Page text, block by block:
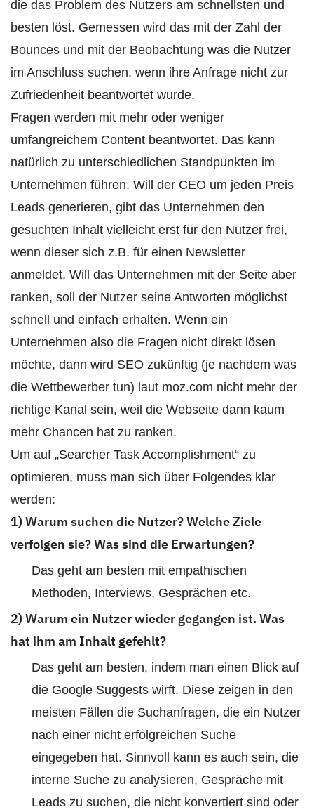
die das Problem des Nutzers am schnellsten und
besten löst. Gemessen wird das mit der Zahl der
Bounces und mit der Beobachtung was die Nutzer
im Anschluss suchen, wenn ihre Anfrage nicht zur
Zufriedenheit beantwortet wurde.
Fragen werden mit mehr oder weniger
umfangreichem Content beantwortet. Das kann
natürlich zu unterschiedlichen Standpunkten im
Unternehmen führen. Will der CEO um jeden Preis
Leads generieren, gibt das Unternehmen den
gesuchten Inhalt vielleicht erst für den Nutzer frei,
wenn dieser sich z.B. für einen Newsletter
anmeldet. Will das Unternehmen mit der Seite aber
ranken, soll der Nutzer seine Antworten möglichst
schnell und einfach erhalten. Wenn ein
Unternehmen also die Fragen nicht direkt lösen
möchte, dann wird SEO zukünftig (je nachdem was
die Wettbewerber tun) laut moz.com nicht mehr der
richtige Kanal sein, weil die Webseite dann kaum
mehr Chancen hat zu ranken.
Um auf „Searcher Task Accomplishment“ zu
optimieren, muss man sich über Folgendes klar
werden:
1) Warum suchen die Nutzer? Welche Ziele
verfolgen sie? Was sind die Erwartungen?
Das geht am besten mit empathischen
Methoden, Interviews, Gesprächen etc.
2) Warum ein Nutzer wieder gegangen ist. Was
hat ihm am Inhalt gefehlt?
Das geht am besten, indem man einen Blick auf
die Google Suggests wirft. Diese zeigen in den
meisten Fällen die Suchanfragen, die ein Nutzer
nach einer nicht erfolgreichen Suche
eingegeben hat. Sinnvoll kann es auch sein, die
interne Suche zu analysieren, Gespräche mit
Leads zu suchen, die nicht konvertiert sind oder